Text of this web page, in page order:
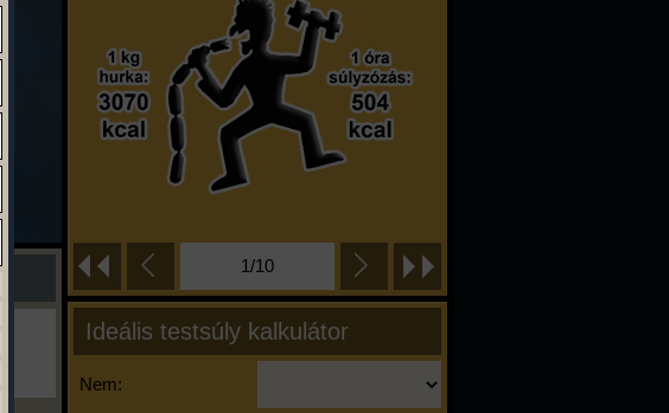
1/10
Ideális testsúly kalkulátor
Nem: